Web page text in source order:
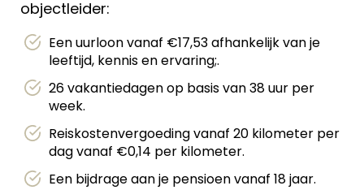
objectleider:
Een uurloon vanaf €17,53 afhankelijk van je
leeftijd, kennis en ervaring;.
26 vakantiedagen op basis van 38 uur per
week.
Reiskostenvergoeding vanaf 20 kilometer per
dag vanaf €0,14 per kilometer.
Een bijdrage aan je pensioen vanaf 18 jaar.